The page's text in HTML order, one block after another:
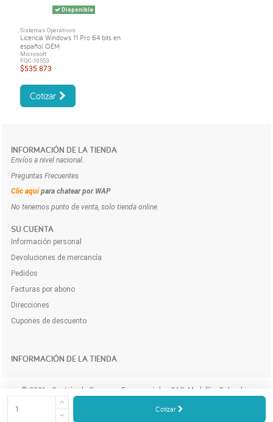
Cotizar
Disponible
Sistemas Operativos
Licencia Windows 11 Pro 64 bits en
español OEM
Microsoft
FQC-10553
$535.873
Cotizar
INFORMACIÓN DE LA TIENDA
Envíos a nivel nacional.
Preguntas Frecuentes
Clic aquí para chatear por WAP
No tenemos punto de venta, solo tienda online.
INFORMACIÓN DE LA TIENDA
SU CUENTA
Información personal
Devoluciones de mercancía
Pedidos
Facturas por abono
Direcciones
Cupones de descuento
© 2021 - Gestión de Compras Empresariales SAS. Medellín, Colombia.
Compra y cotiza los productos e insumos para tu empresa a domicilio y